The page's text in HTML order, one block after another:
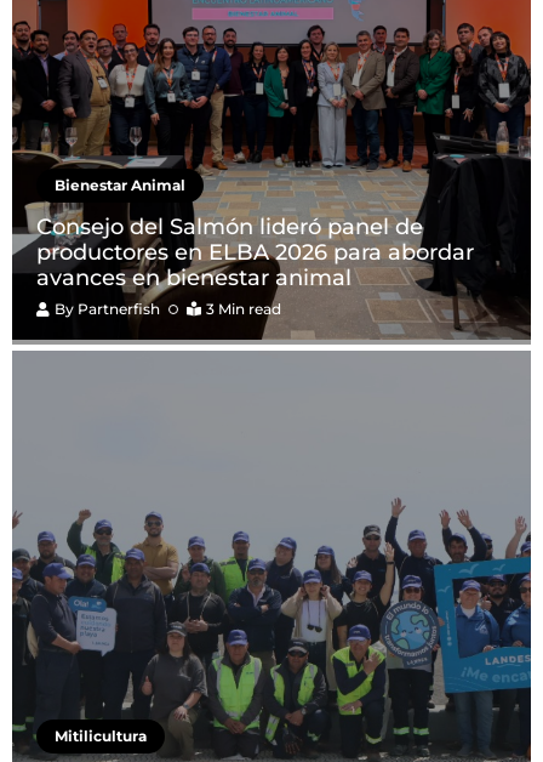
Bienestar Animal
Consejo del Salmón lideró panel de
productores en ELBA 2026 para abordar
avances en bienestar animal
By Partnerfish 3 Min read
Mitilicultura